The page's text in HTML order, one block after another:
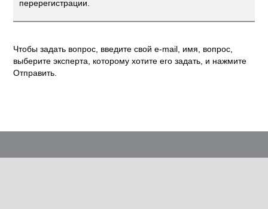
перерегистрации.
Чтобы задать вопрос, введите свой e-mail, имя, вопрос,
выберите эксперта, которому хотите его задать, и нажмите
Отправить.